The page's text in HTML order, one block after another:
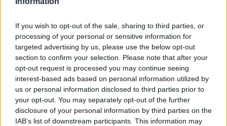
If you wish to opt-out of the sale, sharing to third parties, or
processing of your personal or sensitive information for
targeted advertising by us, please use the below opt-out
section to confirm your selection. Please note that after your
opt-out request is processed you may continue seeing
interest-based ads based on personal information utilized by
us or personal information disclosed to third parties prior to
your opt-out. You may separately opt-out of the further
disclosure of your personal information by third parties on the
IAB’s list of downstream participants. This information may